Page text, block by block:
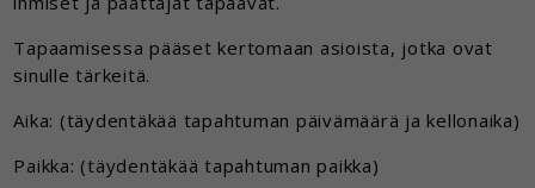
Tapaamisessa pääset kertomaan asioista, jotka ovat
sinulle tärkeitä.
Aika: (täydentäkää tapahtuman päivämäärä ja kellonaika)
Paikka: (täydentäkää tapahtuman paikka)